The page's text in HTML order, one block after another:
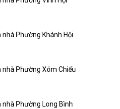
Phường Khánh Hội
nhà Phường Xóm Chiếu
nhà Phường Long Bình